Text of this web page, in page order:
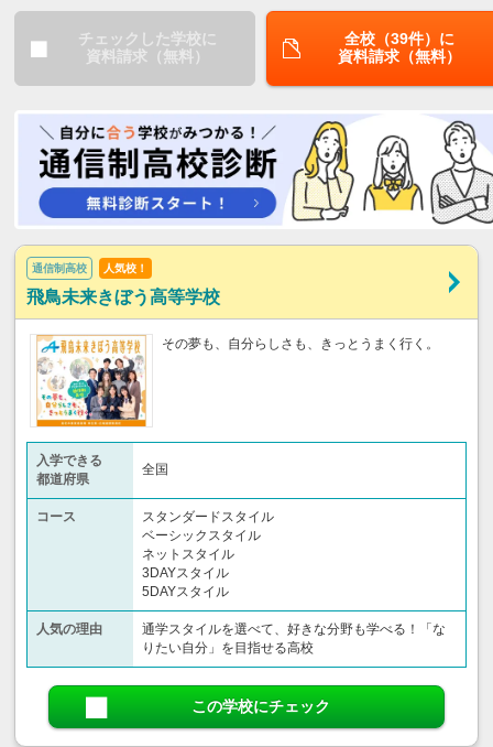
チェックした学校に
資料請求（無料）
全校（39件）に
資料請求（無料）
通信制高校 人気校！
飛鳥未来きぼう高等学校
その夢も、自分らしさも、きっとうまく行く。
入学できる
都道府県
全国
コース
スタンダードスタイル
ベーシックスタイル
ネットスタイル
3DAYスタイル
5DAYスタイル
人気の理由
通学スタイルを選べて、好きな分野も学べる！「な
りたい自分」を目指せる高校
この学校にチェック